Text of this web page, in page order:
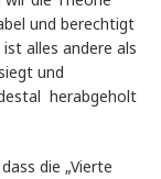
und berechtigt
alles andere als
und
herabgeholt
die „Vierte